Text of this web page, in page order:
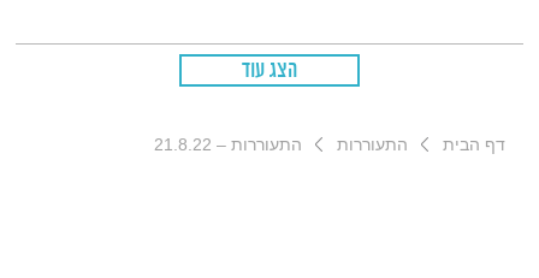
הצג עוד
דף הבית התעוררות התעוררות – 21.8.22